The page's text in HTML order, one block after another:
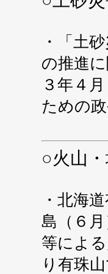
・「土
の推進
３年４
ための
○火山
・北海
島（６
等によ
り有珠